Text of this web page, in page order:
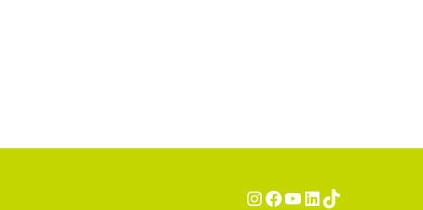
Instagram
Facebook
YouTube
LinkedIn